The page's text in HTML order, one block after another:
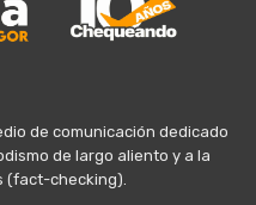
de comunicación dedicado
de largo aliento y a la
(fact-checking).